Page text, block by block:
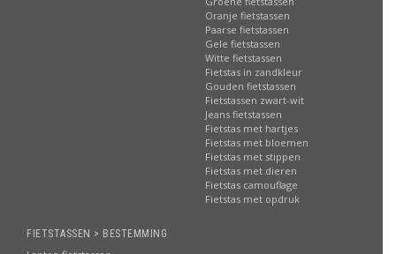
Oranje fietstassen
Paarse fietstassen
Gele fietstassen
Witte fietstassen
Fietstas in zandkleur
Gouden fietstassen
Fietstassen zwart-wit
Jeans fietstassen
Fietstas met hartjes
Fietstas met bloemen
Fietstas met stippen
Fietstas met dieren
Fietstas camouflage
Fietstas met opdruk
FIETSTASSEN > BESTEMMING